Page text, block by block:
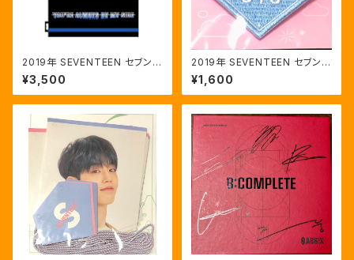
2019年 SEVENTEEN セブンテ
ィーン ソウル ファンミ 公式クロ
スバッグ
¥3,500
2019年 SEVENTEEN セブンテ
ィーン ソウル ファンミ ワッペン
ブローチ ホシ 615番
¥1,600